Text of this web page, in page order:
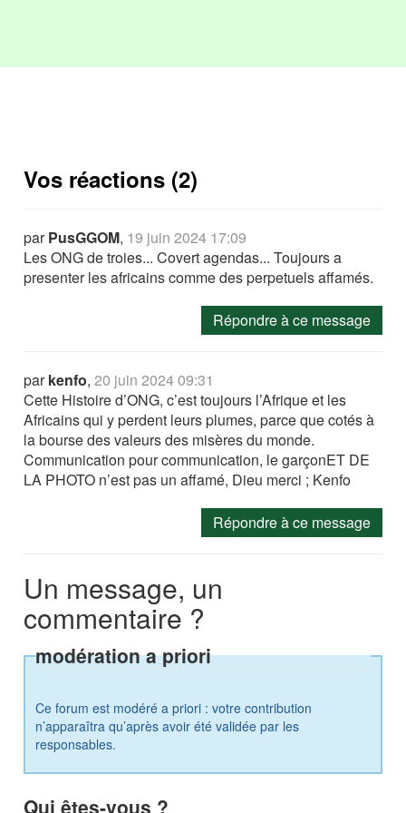
Vos réactions (2)
parPusGGOM, 19 juin 2024 17:09
Les ONG de troies... Covert agendas... Toujours a
presenter les africains comme des perpetuels affamés.
Répondre à ce message
parkenfo,20 juin 2024 09:31
Cette Histoire d’ONG, c’est toujours l’Afrique et les
Africains qui y perdent leurs plumes, parce que cotés à
la bourse des valeurs des misères du monde.
Communication pour communication, le garçonET DE
LA PHOTO n’est pas un affamé, Dieu merci ; Kenfo
Répondre à ce message
Un message, un
commentaire ?
modération a priori
Ce forum est modéré a priori : votre contribution
n’apparaîtra qu’après avoir été validée par les
responsables.
Qui êtes-vous ?